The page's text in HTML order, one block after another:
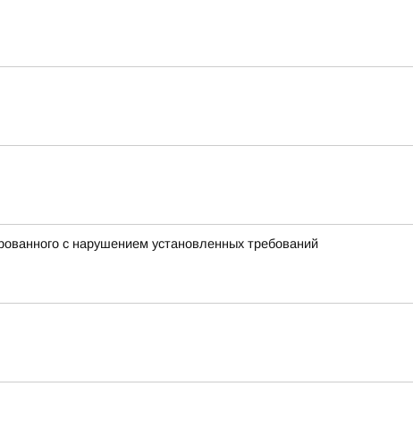
с нарушением установленных требований